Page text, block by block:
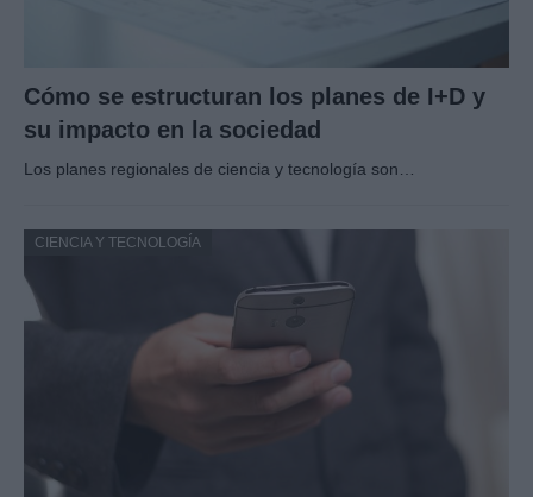
Cómo se estructuran los planes de I+D y
su impacto en la sociedad
Los planes regionales de ciencia y tecnología son…
CIENCIA Y TECNOLOGÍA